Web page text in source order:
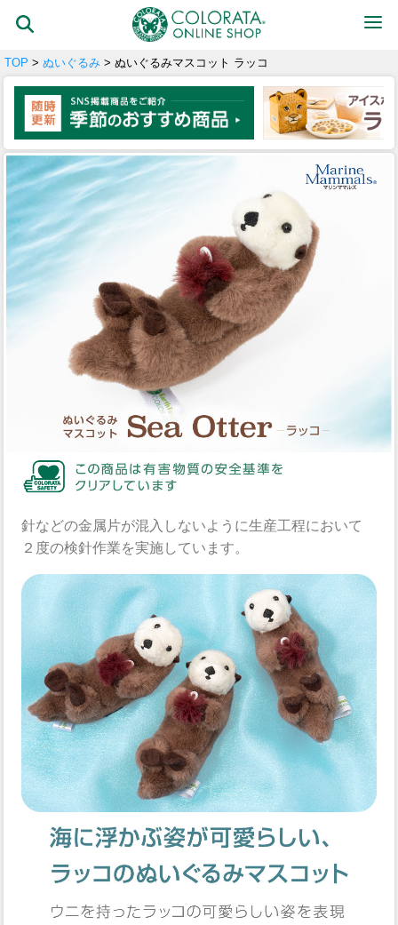
TOP > ぬいぐるみ > ぬいぐるみマスコット ラッコ
針などの金属片が混入しないように生産工程において
２度の検針作業を実施しています。